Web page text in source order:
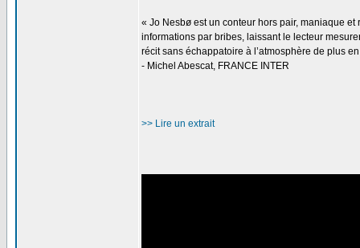
« Jo Nesbø est un conteur hors pair, maniaque
informations par bribes, laissant le lecteur
récit sans échappatoire à l’atmosphère de plus
- Michel Abescat, FRANCE INTER
>> Lire un extrait